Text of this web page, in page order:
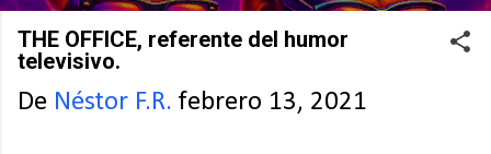
THE OFFICE, referente del humor
televisivo.
De Néstor F.R. febrero 13, 2021